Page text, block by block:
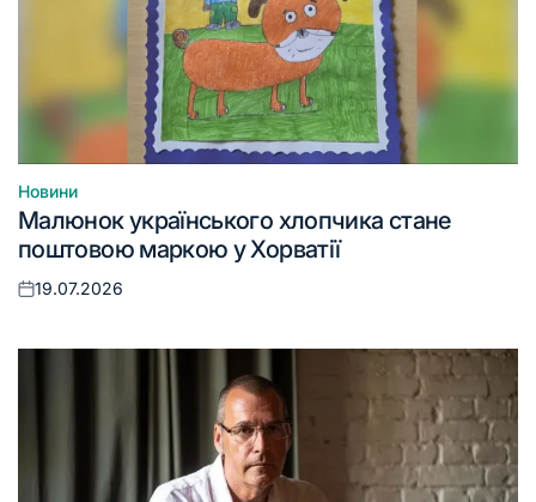
Опублікувати
у
Новини
Малюнок українського хлопчика стане
поштовою маркою у Хорватії
Оприлюднено
19.07.2026